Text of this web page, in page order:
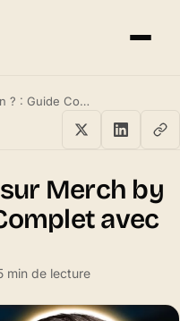
Comment vendre sur Merch by Amazon ? : Guide Complet avec Podly
Merch by
avec
min de lecture